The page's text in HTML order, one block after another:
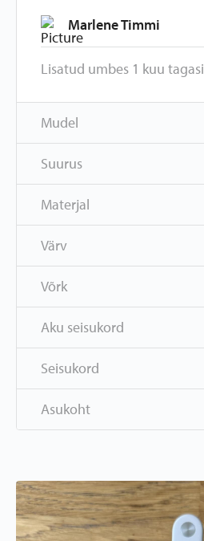
Marlene Timmi
Lisatud umbes 1 kuu tagasi
Mudel
Suurus
Materjal
Värv
Võrk
Aku seisukord
Seisukord
Asukoht